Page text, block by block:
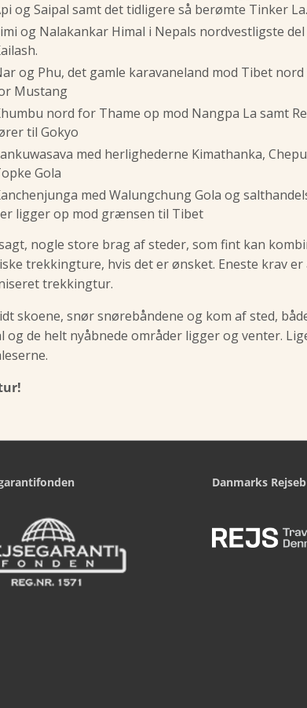
og Saipal samt det tidligere så berømte Tinker La.
og Nalakankar Himal i Nepals nordvestligste
og Phu, det gamle karavaneland mod Tibet
Mustang
nord for Thame op mod Nangpa La samt
til Gokyo
med herlighederne Kimathanka,
Gola
med Walungchung Gola og
ligger op mod grænsen til Tibet
nogle store brag af steder, som fint kan
trekkingture, hvis det er ønsket. Eneste krav er
trekkingtur.
skoene, snør snørebåndene og kom af sted,
og de helt nyåbnede områder ligger og venter.
Danmarks